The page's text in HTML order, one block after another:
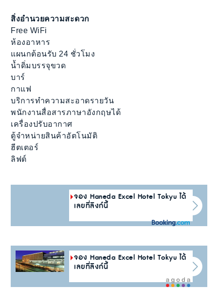
สิ่งอำนวยความสะดวก
Free WiFi
ห้องอาหาร
แผนกต้อนรับ 24 ชั่วโมง
น้ำดิ่มบรรจุขวด
บาร์
กาแฟ
บริการทำความสะอาดรายวัน
พนักงานสื่อสารภาษาอังกฤษได้
เครื่องปรับอากาศ
ตู้จำหน่ายสินค้าอัตโนมัติ
ฮีตเตอร์
ลิฟต์
จอง Haneda Excel Hotel Tokyu ได้
เลยที่ลิงก์นี้
จอง Haneda Excel Hotel Tokyu ได้
เลยที่ลิงก์นี้